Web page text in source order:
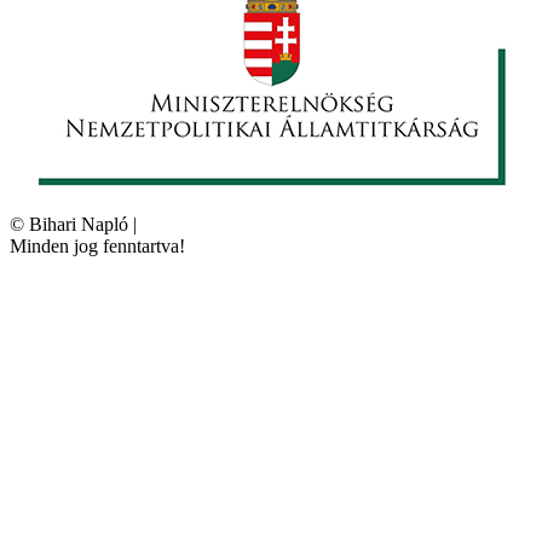
© Bihari Napló |
Minden jog fenntartva!